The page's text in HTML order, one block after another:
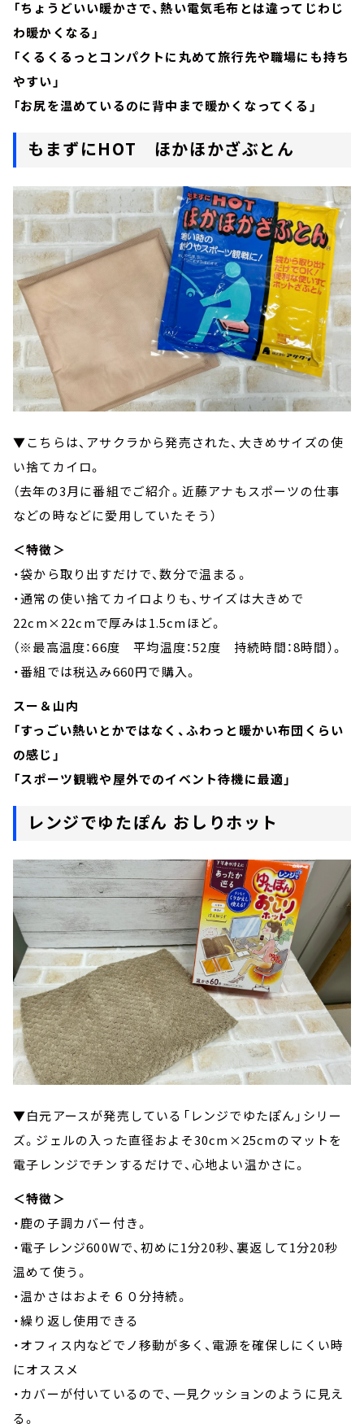
「ちょうどいい暖かさで、熱い電気毛布とは違ってじわじ
わ暖かくなる」
「くるくるっとコンパクトに丸めて旅行先や職場にも持ち
やすい」
「お尻を温めているのに背中まで暖かくなってくる」
もまずにHOT ほかほかざぶとん
▼こちらは、アサクラから発売された、大きめサイズの使
い捨てカイロ。
（去年の3月に番組でご紹介。近藤アナもスポーツの仕事
などの時などに愛用していたそう）
＜特徴＞
・袋から取り出すだけで、数分で温まる。
・通常の使い捨てカイロよりも、サイズは大きめで
22cm×22cmで厚みは1.5cmほど。
（※最高温度：66度 平均温度：52度 持続時間：8時間）。
・番組では税込み660円で購入。
スー＆山内
「すっごい熱いとかではなく、ふわっと暖かい布団くらい
の感じ」
「スポーツ観戦や屋外でのイベント待機に最適」
レンジでゆたぽん おしりホット
▼白元アースが発売している「レンジでゆたぽん」シリー
ズ。ジェルの入った直径およそ30cm×25cmのマットを
電子レンジでチンするだけで、心地よい温かさに。
＜特徴＞
・鹿の子調カバー付き。
・電子レンジ600Wで、初めに1分20秒、裏返して1分20秒
温めて使う。
・温かさはおよそ６０分持続。
・繰り返し使用できる
・オフィス内などでノ移動が多く、電源を確保しにくい時
にオススメ
・カバーが付いているので、一見クッションのように見え
る。